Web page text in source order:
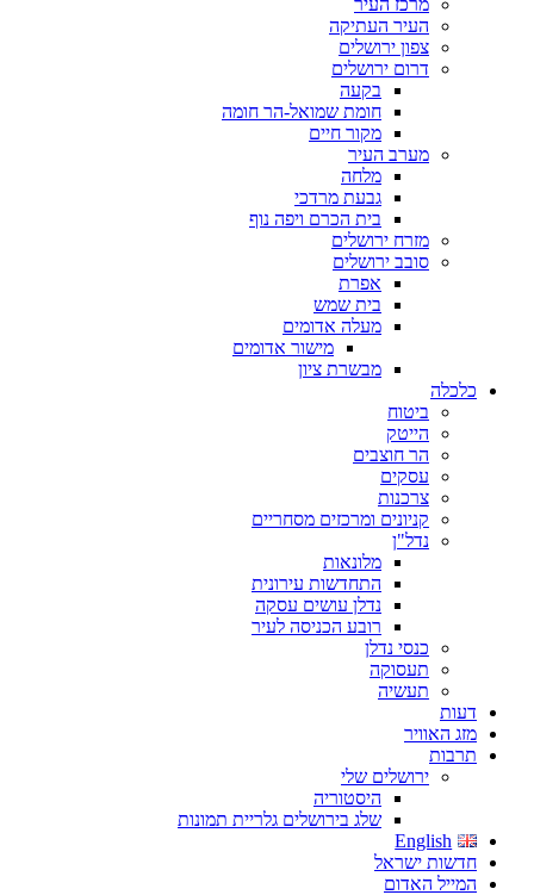
מרכז העיר
העיר העתיקה
צפון ירושלים
דרום ירושלים
בקעה
חומת שמואל-הר חומה
מקור חיים
מערב העיר
מלחה
גבעת מרדכי
בית הכרם ויפה נוף
מזרח ירושלים
סובב ירושלים
אפרת
בית שמש
מעלה אדומים
מישור אדומים
מבשרת ציון
כלכלה
ביטוח
הייטק
הר חוצבים
עסקים
צרכנות
קניונים ומרכזים מסחריים
נדל"ן
מלונאות
התחדשות עירונית
נדלן עושים עסקה
רובע הכניסה לעיר
כנסי נדלן
תעסוקה
תעשיה
דעות
מזג האוויר
תרבות
ירושלים שלי
היסטוריה
שלג בירושלים גלריית תמונות
English
חדשות ישראל
המייל האדום